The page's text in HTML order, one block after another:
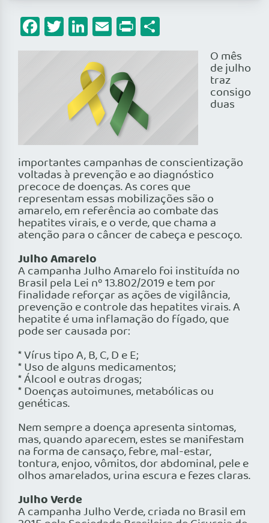
Facebook
Twitter
LinkedIn
Email
Print
O mês
de julho
traz
consigo
duas
importantes campanhas de conscientização
voltadas à prevenção e ao diagnóstico
precoce de doenças. As cores que
representam essas mobilizações são o
amarelo, em referência ao combate das
hepatites virais, e o verde, que chama a
atenção para o câncer de cabeça e pescoço.
Julho Amarelo
A campanha Julho Amarelo foi instituída no
Brasil pela Lei nº 13.802/2019 e tem por
finalidade reforçar as ações de vigilância,
prevenção e controle das hepatites virais. A
hepatite é uma inflamação do fígado, que
pode ser causada por:
* Vírus tipo A, B, C, D e E;
* Uso de alguns medicamentos;
* Álcool e outras drogas;
* Doenças autoimunes, metabólicas ou
genéticas.
Nem sempre a doença apresenta sintomas,
mas, quando aparecem, estes se manifestam
na forma de cansaço, febre, mal-estar,
tontura, enjoo, vômitos, dor abdominal, pele e
olhos amarelados, urina escura e fezes claras.
Julho Verde
A campanha Julho Verde, criada no Brasil em